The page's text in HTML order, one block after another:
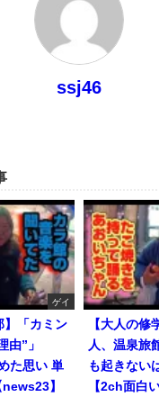
ssj46
ゲイ
】「カミン
由”」
た思い 単
】
【大人の修
人、温泉旅
も起きない
【2ch面白